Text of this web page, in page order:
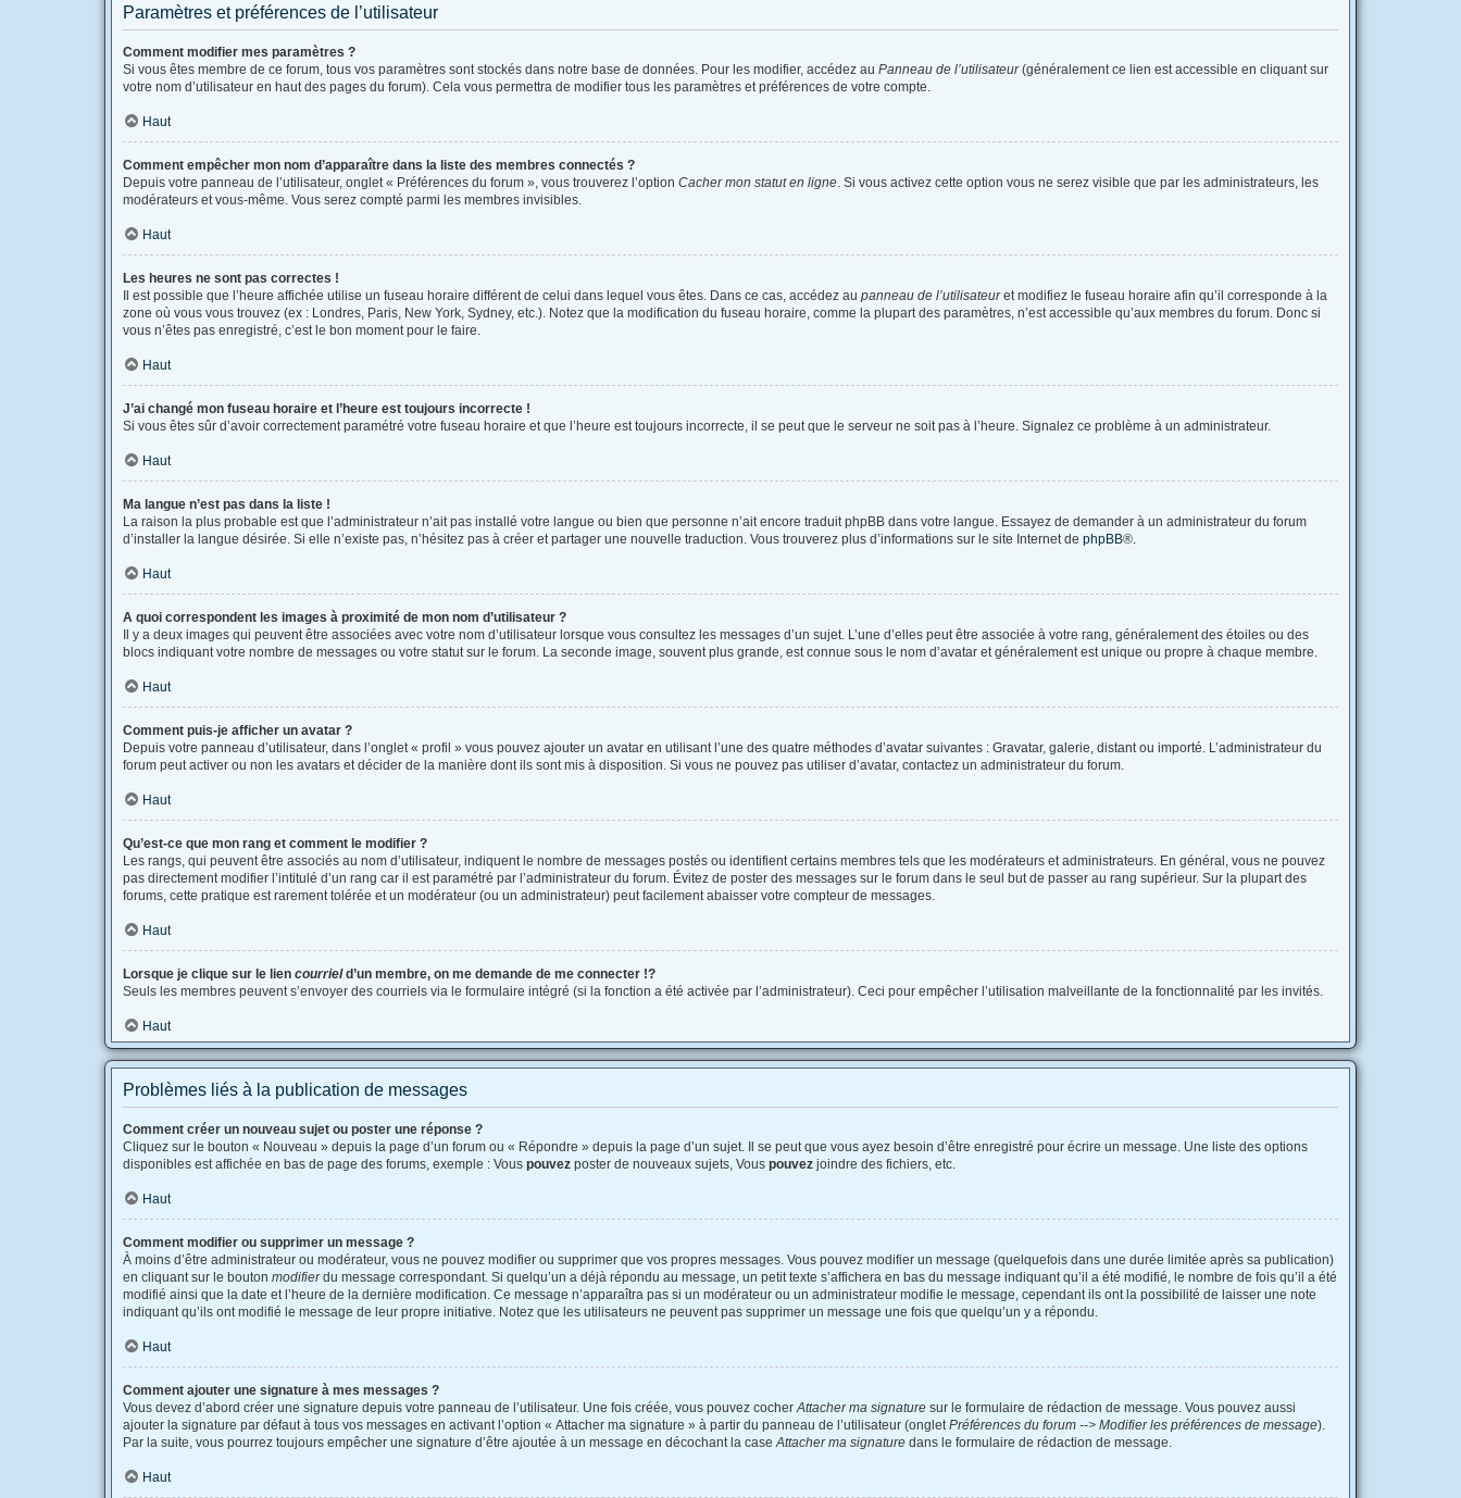
Paramètres et préférences de l’utilisateur
Comment modifier mes paramètres ?
Si vous êtes membre de ce forum, tous vos paramètres sont stockés dans notre base de données. Pour les modifier, accédez au Panneau de l’utilisateur(généralement ce lien est accessible en cliquant sur
votre nom d’utilisateur en haut des pages du forum). Cela vous permettra de modifier tous les paramètres et préférences de votre compte.
Haut
Comment empêcher mon nom d’apparaître dans la liste des membres connectés ?
Depuis votre panneau de l’utilisateur, onglet « Préférences du forum », vous trouverez l’option Cacher mon statut en ligne. Si vous activez cette option vous ne serez visible que par les administrateurs, les
modérateurs et vous-même. Vous serez compté parmi les membres invisibles.
Haut
Les heures ne sont pas correctes !
Il est possible que l’heure affichée utilise un fuseau horaire différent de celui dans lequel vous êtes. Dans ce cas, accédez au panneau de l’utilisateuret modifiez le fuseau horaire afin qu’il corresponde à la
zone où vous vous trouvez (ex : Londres, Paris, New York, Sydney, etc.). Notez que la modification du fuseau horaire, comme la plupart des paramètres, n’est accessible qu’aux membres du forum. Donc si
vous n’êtes pas enregistré, c’est le bon moment pour le faire.
Haut
J’ai changé mon fuseau horaire et l’heure est toujours incorrecte !
Si vous êtes sûr d’avoir correctement paramétré votre fuseau horaire et que l’heure est toujours incorrecte, il se peut que le serveur ne soit pas à l’heure. Signalez ce problème à un administrateur.
Haut
Ma langue n’est pas dans la liste !
La raison la plus probable est que l’administrateur n’ait pas installé votre langue ou bien que personne n’ait encore traduit phpBB dans votre langue. Essayez de demander à un administrateur du forum
d’installer la langue désirée. Si elle n’existe pas, n’hésitez pas à créer et partager une nouvelle traduction. Vous trouverez plus d’informations sur le site Internet de phpBB®.
Haut
A quoi correspondent les images à proximité de mon nom d’utilisateur ?
Il y a deux images qui peuvent être associées avec votre nom d’utilisateur lorsque vous consultez les messages d’un sujet. L’une d’elles peut être associée à votre rang, généralement des étoiles ou des
blocs indiquant votre nombre de messages ou votre statut sur le forum. La seconde image, souvent plus grande, est connue sous le nom d’avatar et généralement est unique ou propre à chaque membre.
Haut
Comment puis-je afficher un avatar ?
Depuis votre panneau d’utilisateur, dans l’onglet « profil » vous pouvez ajouter un avatar en utilisant l’une des quatre méthodes d’avatar suivantes : Gravatar, galerie, distant ou importé. L’administrateur du
forum peut activer ou non les avatars et décider de la manière dont ils sont mis à disposition. Si vous ne pouvez pas utiliser d’avatar, contactez un administrateur du forum.
Haut
Qu’est-ce que mon rang et comment le modifier ?
Les rangs, qui peuvent être associés au nom d’utilisateur, indiquent le nombre de messages postés ou identifient certains membres tels que les modérateurs et administrateurs. En général, vous ne pouvez
pas directement modifier l’intitulé d’un rang car il est paramétré par l’administrateur du forum. Évitez de poster des messages sur le forum dans le seul but de passer au rang supérieur. Sur la plupart des
forums, cette pratique est rarement tolérée et un modérateur (ou un administrateur) peut facilement abaisser votre compteur de messages.
Haut
Lorsque je clique sur le lien courrield’un membre, on me demande de me connecter !?
Seuls les membres peuvent s’envoyer des courriels via le formulaire intégré (si la fonction a été activée par l’administrateur). Ceci pour empêcher l’utilisation malveillante de la fonctionnalité par les invités.
Haut
Problèmes liés à la publication de messages
Comment créer un nouveau sujet ou poster une réponse ?
Cliquez sur le bouton « Nouveau » depuis la page d’un forum ou « Répondre » depuis la page d’un sujet. Il se peut que vous ayez besoin d’être enregistré pour écrire un message. Une liste des options
disponibles est affichée en bas de page des forums, exemple : Vous pouvez poster de nouveaux sujets, Vous pouvez joindre des fichiers, etc.
Haut
Comment modifier ou supprimer un message ?
À moins d’être administrateur ou modérateur, vous ne pouvez modifier ou supprimer que vos propres messages. Vous pouvez modifier un message (quelquefois dans une durée limitée après sa publication)
en cliquant sur le bouton modifierdu message correspondant. Si quelqu’un a déjà répondu au message, un petit texte s’affichera en bas du message indiquant qu’il a été modifié, le nombre de fois qu’il a été
modifié ainsi que la date et l’heure de la dernière modification. Ce message n’apparaîtra pas si un modérateur ou un administrateur modifie le message, cependant ils ont la possibilité de laisser une note
indiquant qu’ils ont modifié le message de leur propre initiative. Notez que les utilisateurs ne peuvent pas supprimer un message une fois que quelqu’un y a répondu.
Haut
Comment ajouter une signature à mes messages ?
Vous devez d’abord créer une signature depuis votre panneau de l’utilisateur. Une fois créée, vous pouvez cocherAttacher ma signature sur le formulaire de rédaction de message. Vous pouvez aussi
ajouter la signature par défaut à tous vos messages en activant l’option « Attacher ma signature » à partir du panneau de l’utilisateur (ongletPréférences du forum --> Modifier les préférences de message).
Par la suite, vous pourrez toujours empêcher une signature d’être ajoutée à un message en décochant la caseAttacher ma signature dans le formulaire de rédaction de message.
Haut